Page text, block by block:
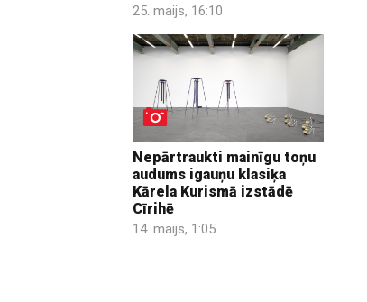
25. maijs, 16:10
Nepārtraukti mainīgu toņu
audums igauņu klasiķa
Kārela Kurismā izstādē
Cīrihē
14. maijs, 1:05